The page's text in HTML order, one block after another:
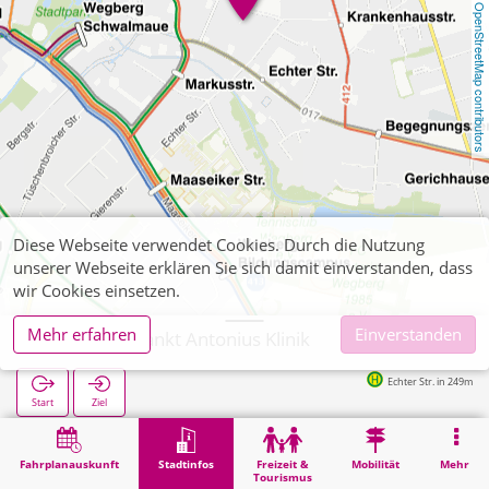
OpenStreetMap contributors
Fahrplanauskunft Stadtinfos
Freizeit &
Tourismus
Mobilität Mehr
Wegberg, Sankt Antonius Klinik
Start Ziel
Echter Str. in 249m
Stadtinfos Wegberg, Sankt Antonius Klinik
Diese Webseite verwendet Cookies. Durch die Nutzung
unserer Webseite erklären Sie sich damit einverstanden, dass
wir Cookies einsetzen.
Mehr erfahren
Einverstanden